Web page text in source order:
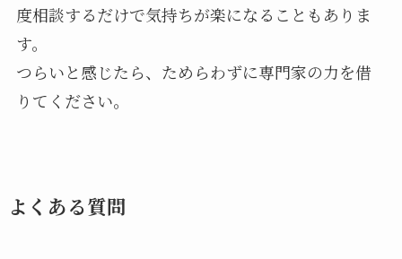
度相談するだけで気持ちが楽になることもありま
す。
つらいと感じたら、ためらわずに専門家の力を借
りてください。
よくある質問